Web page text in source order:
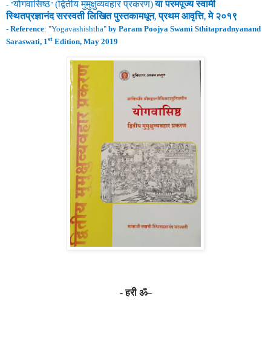
- "योगवासिष्ठ" (द्वितीय मुमुक्षुव्यवहार प्रकरण)या परमपूज्य स्वामी
स्थितप्रज्ञानंदसरस्वती लिखित पुस्तकामधून, प्रथमआवृत्ति, मे २०१९
- Reference: "Yogavashishtha" by Param Poojya Swami Sthitapradnyanand
Saraswati, 1st Edition, May 2019
-हरी ॐ–